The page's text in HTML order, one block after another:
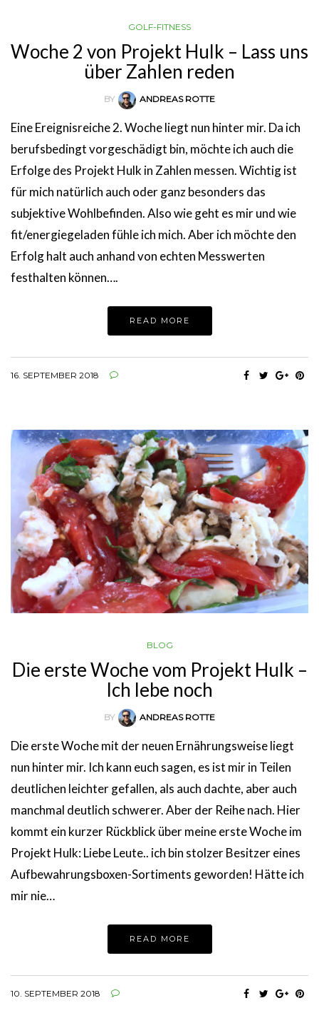
GOLF-FITNESS
Woche 2 von Projekt Hulk – Lass uns
über Zahlen reden
BY ANDREAS ROTTE
Eine Ereignisreiche 2. Woche liegt nun hinter mir. Da ich
berufsbedingt vorgeschädigt bin, möchte ich auch die
Erfolge des Projekt Hulk in Zahlen messen. Wichtig ist
für mich natürlich auch oder ganz besonders das
subjektive Wohlbefinden. Also wie geht es mir und wie
fit/energiegeladen fühle ich mich. Aber ich möchte den
Erfolg halt auch anhand von echten Messwerten
festhalten können….
READ MORE
16. SEPTEMBER 2018
BLOG
Die erste Woche vom Projekt Hulk –
Ich lebe noch
BY ANDREAS ROTTE
Die erste Woche mit der neuen Ernährungsweise liegt
nun hinter mir. Ich kann euch sagen, es ist mir in Teilen
deutlichen leichter gefallen, als auch dachte, aber auch
manchmal deutlich schwerer. Aber der Reihe nach. Hier
kommt ein kurzer Rückblick über meine erste Woche im
Projekt Hulk: Liebe Leute.. ich bin stolzer Besitzer eines
Aufbewahrungsboxen-Sortiments geworden! Hätte ich
mir nie…
READ MORE
10. SEPTEMBER 2018